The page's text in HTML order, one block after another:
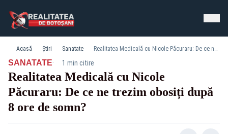
Acasă Știri Sanatate Realitatea Medicală cu Nicole Păcuraru: De ce ne trezim obosiți după 8 ore de somn?
SANATATE· 1 min citire
Realitatea Medicală cu Nicole
Păcuraru: De ce ne trezim obosiți după
8 ore de somn?